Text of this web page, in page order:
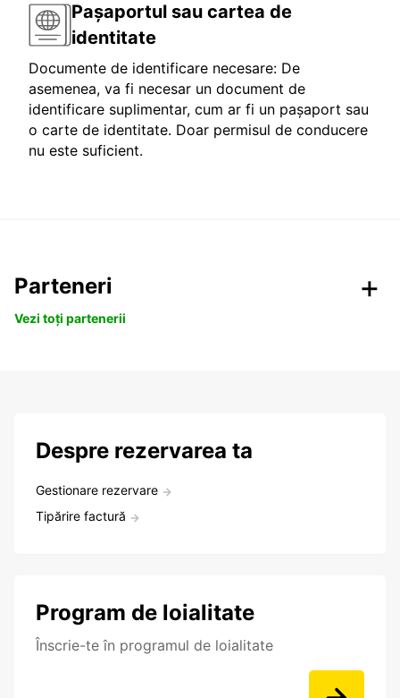
Pașaportul sau cartea de
identitate
Documente de identificare necesare: De
asemenea, va fi necesar un document de
identificare suplimentar, cum ar fi un pașaport sau
o carte de identitate. Doar permisul de conducere
nu este suficient.
Parteneri
Vezi toți partenerii
Despre rezervarea ta
Gestionare rezervare
Tipărire factură
Program de loialitate
Înscrie-te în programul de loialitate